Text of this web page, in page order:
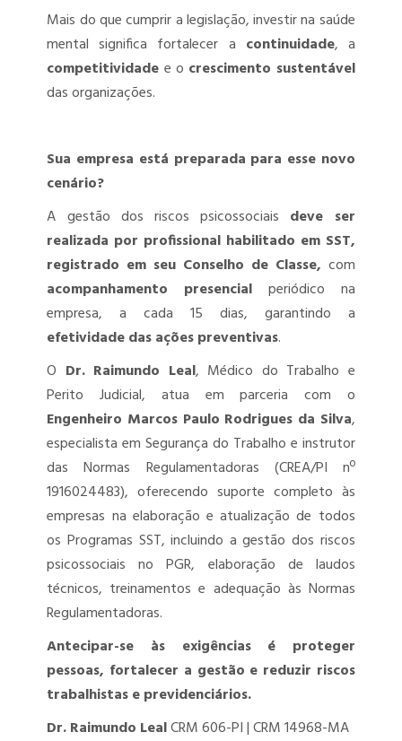
Mais do que cumprir a legislação, investir na saúde
mental significa fortalecer a continuidade, a
competitividade e o crescimento sustentável
das organizações.
Sua empresa está preparada para esse novo
cenário?
A gestão dos riscos psicossociais deve ser
realizada por profissional habilitado em SST,
registrado em seu Conselho de Classe, com
acompanhamento presencial periódico na
empresa, a cada 15 dias, garantindo a
efetividade das ações preventivas.
O Dr. Raimundo Leal, Médico do Trabalho e
Perito Judicial, atua em parceria com o
Engenheiro Marcos Paulo Rodrigues da Silva,
especialista em Segurança do Trabalho e instrutor
das Normas Regulamentadoras (CREA/PI nº
1916024483), oferecendo suporte completo às
empresas na elaboração e atualização de todos
os Programas SST, incluindo a gestão dos riscos
psicossociais no PGR, elaboração de laudos
técnicos, treinamentos e adequação às Normas
Regulamentadoras.
Antecipar-se às exigências é proteger
pessoas, fortalecer a gestão e reduzir riscos
trabalhistas e previdenciários.
Dr. Raimundo LealCRM 606-PI | CRM 14968-MA